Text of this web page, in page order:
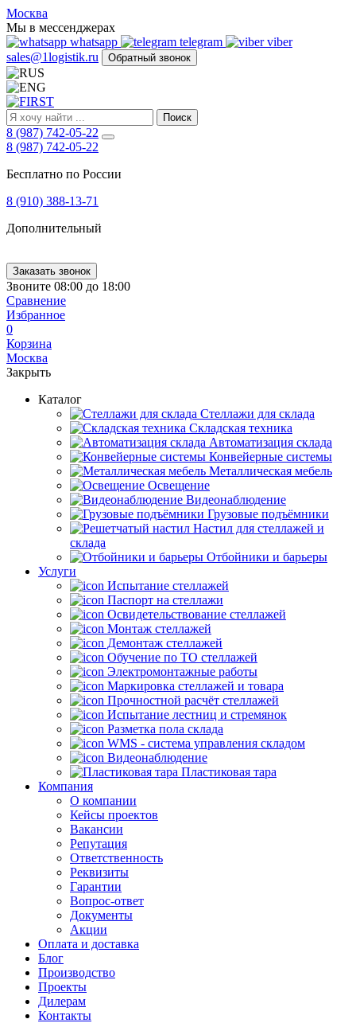
FIRST
Адрес
и
телефон:
Москва,
Алтуфьевское
ш.
д.
48,
корпус
2,
офис
127549
Россия
250-
21-
51,
E-
mail:
sales@1Logistik.ru
Москва
Мы в мессенджерах
whatsapp
telegram
viber
sales@1logistik.ru
Обратный звонок
Поиск
8 (987) 742-05-22
8 (987) 742-05-22
Бесплатно по России
8 (910) 388-13-71
Дополнительный
Заказать звонок
Звоните 08:00 до 18:00
Сравнение
Избранное
0
Корзина
Москва
Закрыть
Каталог
Cтеллажи для склада
Складская техника
Автоматизация склада
Конвейерные системы
Металлическая мебель
Освещение
Видеонаблюдение
Грузовые подъёмники
Настил для стеллажей и
склада
Отбойники и барьеры
Услуги
Испытание стеллажей
Паспорт на стеллажи
Освидетельствование стеллажей
Монтаж стеллажей
Демонтаж стеллажей
Обучение по ТО стеллажей
Электромонтажные работы
Маркировка стеллажей и товара
Прочностной расчёт стеллажей
Испытание лестниц и стремянок
Разметка пола склада
WMS - система управления складом
Видеонаблюдение
Пластиковая тара
Компания
О компании
Кейсы проектов
Вакансии
Репутация
Ответственность
Реквизиты
Гарантии
Вопрос-ответ
Документы
Акции
Оплата и доставка
Блог
Производство
Проекты
Дилерам
Контакты